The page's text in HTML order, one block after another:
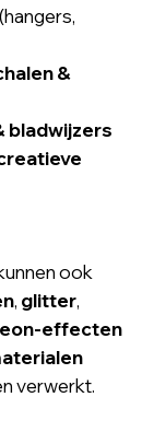
(hangers,
&
bladwijzers
ook
, glitter,
effecten
verwerkt.